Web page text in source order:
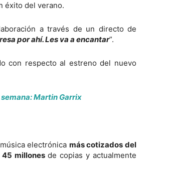
éxito del verano.
a través de un directo de
por ahí. Les va a encantar”.
con respecto al estreno del nuevo
Martin Garrix
electrónica más cotizados del
45 millonesde copias y actualmente